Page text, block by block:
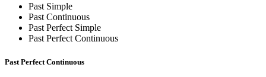
Past Simple
Past Continuous
Past Perfect Simple
Past Perfect Continuous
Past Perfect Continuous